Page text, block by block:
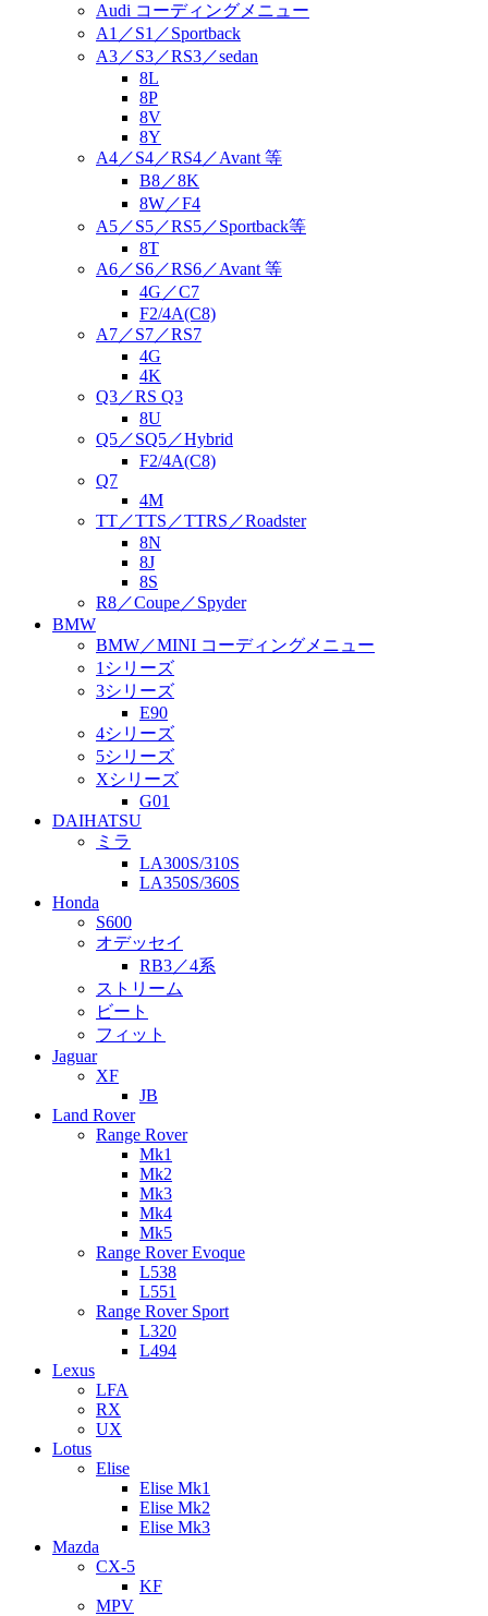
Audi コーディングメニュー
A1／S1／Sportback
A3／S3／RS3／sedan
8L
8P
8V
8Y
A4／S4／RS4／Avant 等
B8／8K
8W／F4
A5／S5／RS5／Sportback等
8T
A6／S6／RS6／Avant 等
4G／C7
F2/4A(C8)
A7／S7／RS7
4G
4K
Q3／RS Q3
8U
Q5／SQ5／Hybrid
F2/4A(C8)
Q7
4M
TT／TTS／TTRS／Roadster
8N
8J
8S
R8／Coupe／Spyder
BMW
BMW／MINI コーディングメニュー
1シリーズ
3シリーズ
E90
4シリーズ
5シリーズ
Xシリーズ
G01
DAIHATSU
ミラ
LA300S/310S
LA350S/360S
Honda
S600
オデッセイ
RB3／4系
ストリーム
ビート
フィット
Jaguar
XF
JB
Land Rover
Range Rover
Mk1
Mk2
Mk3
Mk4
Mk5
Range Rover Evoque
L538
L551
Range Rover Sport
L320
L494
Lexus
LFA
RX
UX
Lotus
Elise
Elise Mk1
Elise Mk2
Elise Mk3
Mazda
CX-5
KF
MPV